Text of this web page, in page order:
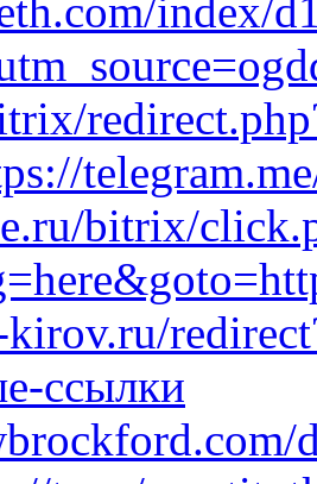
index/
bitrix/
ссылки